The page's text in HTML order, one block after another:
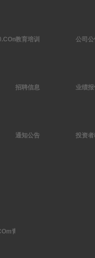
作
青年
教育培训
招聘信息
通知公告
公司公
业绩
投资